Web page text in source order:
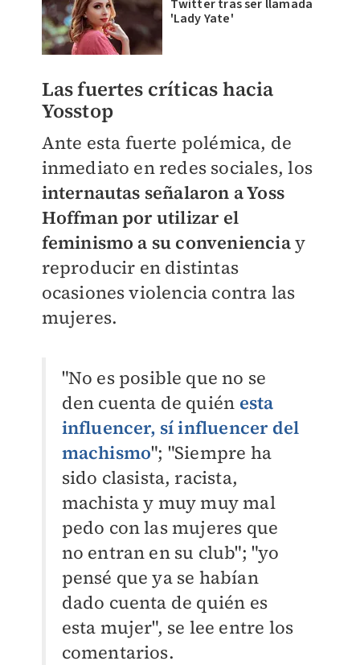
Twitter tras ser llamada
'Lady Yate'
Las fuertes críticas hacia
Yosstop
Ante esta fuerte polémica, de
inmediato en redes sociales, los
internautas señalaron a Yoss
Hoffman por utilizar el
feminismo a su convenienciay
reproducir en distintas
ocasiones violencia contra las
mujeres.
"No es posible que no se
den cuenta de quién esta
influencer, sí influencer del
machismo"; "Siempre ha
sido clasista, racista,
machista y muy muy mal
pedo con las mujeres que
no entran en su club"; "yo
pensé que ya se habían
dado cuenta de quién es
esta mujer", se lee entre los
comentarios.